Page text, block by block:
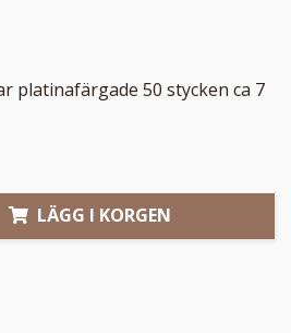
platinafärgade 50 stycken ca 7
LÄGG I KORGEN